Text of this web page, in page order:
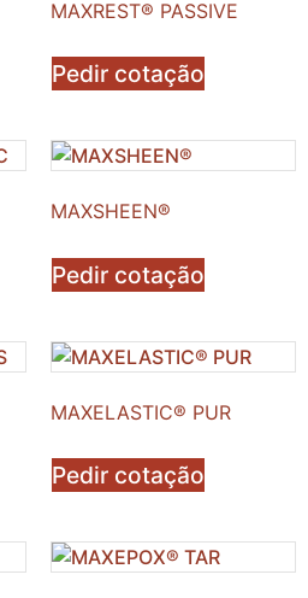
MAXREST® PASSIVE
Pedir cotação
MAXSHEEN®
Pedir cotação
MAXELASTIC® PUR
Pedir cotação